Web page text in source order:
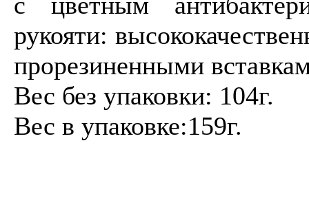
рукояти:
прорезиненными
Вес без упаковки: 104г.
Вес в упаковке:159г.